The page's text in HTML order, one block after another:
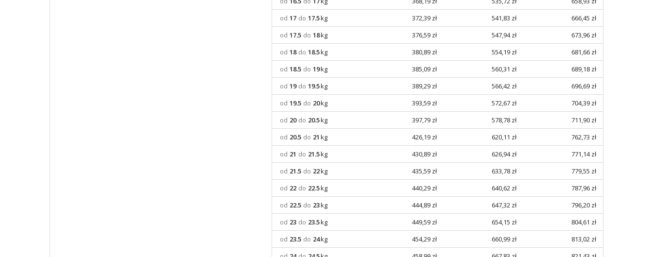
od 17 do 17.5kg 372,39 zł 541,83 zł
666,45 zł
od 17.5 do 18kg 376,59 zł 547,94 zł
673,96 zł
od 18 do 18.5kg 380,89 zł 554,19 zł
681,66 zł
od 18.5 do 19kg 385,09 zł 560,31 zł
689,18 zł
od 19 do 19.5kg 389,29 zł 566,42 zł
696,69 zł
od 19.5 do 20kg 393,59 zł 572,67 zł
704,39 zł
od 20 do 20.5kg 397,79 zł 578,78 zł
711,90 zł
od 20.5 do 21 kg 426,19 zł 620,11 zł
762,73 zł
od 21 do 21.5kg 430,89 zł 626,94 zł
771,14 zł
od 21.5 do 22kg 435,59 zł 633,78 zł
779,55 zł
od 22 do 22.5kg 440,29 zł 640,62 zł
787,96 zł
od 22.5 do 23kg 444,89 zł 647,32 zł
796,20 zł
od 23 do 23.5kg 449,59 zł 654,15 zł
804,61 zł
od 23.5 do 24kg 454,29 zł 660,99 zł
813,02 zł